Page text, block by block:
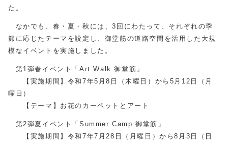
た。
なかでも、春・夏・秋には、3回にわたって、それぞれの季
節に応じたテーマを設定し、御堂筋の道路空間を活用した大規
模なイベントを実施しました。
第1弾春イベント「Art Walk 御堂筋」
【実施期間】令和7年5月8日（木曜日）から5月12日（月
曜日）
【テーマ】お花のカーペットとアート
第2弾夏イベント「Summer Camp 御堂筋」
【実施期間】令和7年7月28日（月曜日）から8月3日（日